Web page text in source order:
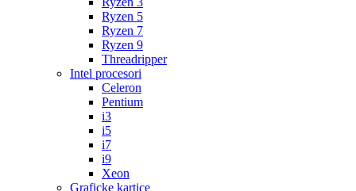
Ryzen 5
Ryzen 7
Ryzen 9
Threadripper
Intel procesori
Celeron
Pentium
i3
i5
i7
i9
Xeon
Graficke kartice